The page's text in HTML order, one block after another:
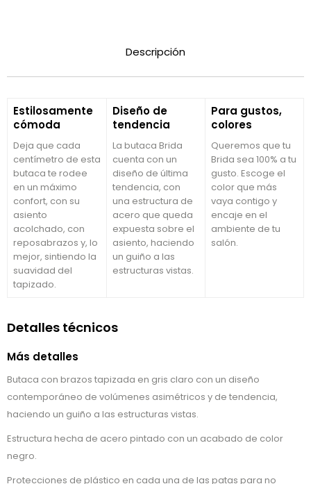
Descripción
Estilosamente
cómoda
Deja que cada
centímetro de esta
butaca te rodee
en un máximo
confort, con su
asiento
acolchado, con
reposabrazos y, lo
mejor, sintiendo la
suavidad del
tapizado.
Diseño de
tendencia
La butaca Brida
cuenta con un
diseño de última
tendencia, con
una estructura de
acero que queda
expuesta sobre el
asiento, haciendo
un guiño a las
estructuras vistas.
Para gustos,
colores
Queremos que tu
Brida sea 100% a tu
gusto. Escoge el
color que más
vaya contigo y
encaje en el
ambiente de tu
salón.
Detalles técnicos
Más detalles
Butaca con brazos tapizada en gris claro con un diseño
contemporáneo de volúmenes asimétricos y de tendencia,
haciendo un guiño a las estructuras vistas.
Estructura hecha de acero pintado con un acabado de color
negro.
Protecciones de plástico en cada una de las patas para no